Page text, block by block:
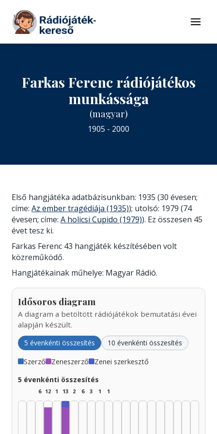
Tovább a tartalomhoz
Menü
Farkas Ferenc rádiójátékos
munkássága
(magyar)
1905 - 2000
Első hangjátéka adatbázisunkban: 1935 (30 évesen;
címe: Az ember tragédiája (1935)); utolsó: 1979 (74
évesen; címe: A holicsi Cupido (1979)). Ez összesen 45
évet tesz ki.
Farkas Ferenc 43 hangjáték készítésében volt
közreműködő.
Hangjátékainak műhelye: Magyar Rádió.
Idősoros diagram
A diagram a betöltött rádiójátékok bemutatási évei
alapján készült.
5 évenkénti összesítés 10 évenkénti összesítés
Szerző Zeneszerző Zenei szerkesztő
5 évenkénti összesítés
6 12 1 13
Zenei szerkesztő, 1950–1954: 1
2 6 3 1 1